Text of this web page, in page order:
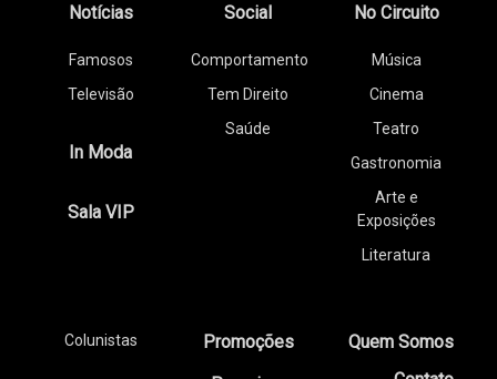
Notícias
Famosos
Televisão
In Moda
Sala VIP
Social
Comportamento
Tem Direito
Saúde
No Circuito
Música
Cinema
Teatro
Gastronomia
Arte e
Exposições
Literatura
Colunistas
Promoções
Quem Somos